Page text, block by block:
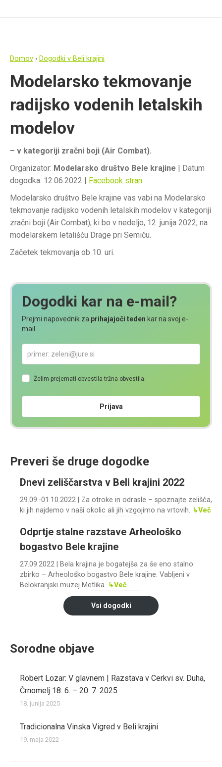
Domov › Dogodki v Beli krajini
Modelarsko tekmovanje
radijsko vodenih letalskih
modelov
– v kategoriji zračni boji (Air Combat).
Organizator: Modelarsko društvo Bele krajine | Datum
dogodka: 12.06.2022 | Facebook stran
Modelarsko društvo Bele krajine vas vabi na Modelarsko
tekmovanje radijsko vodenih letalskih modelov v kategoriji
zračni boji (Air Combat), ki bo v nedeljo, 12. junija 2022, na
modelarskem letališču Drage pri Semiču.
Začetek tekmovanja ob 10. uri.
Dogodki kar na e-mail?
Prejmi napovednik za prihajajoči teden kar na svoj e-
mail.
Želim prejemati obvestila tržna obvestila.
Prijava
Preveri še druge dogodke
Dnevi zeliščarstva v Beli krajini 2022
29.09.-01.10.2022 | Za otroke in odrasle – spoznajte zelišča,
ki jih najdemo v naši okolic ali jih vzgojimo na vrtovih. ↳Več
Odprtje stalne razstave Arheološko
bogastvo Bele krajine
27.09.2022 | Bela krajina je bogatejša za še eno stalno
zbirko – Arheološko bogastvo Bele krajine. Vabljeni v
Belokranjski muzej Metlika. ↳Več
Vsi dogodki
Sorodne objave
Robert Lozar: V glavnem | Razstava v Cerkvi sv. Duha,
Črnomelj 18. 6. – 20. 7. 2025
18. junija 2025
Tradicionalna Vinska Vigred v Beli krajini
19. maja 2022